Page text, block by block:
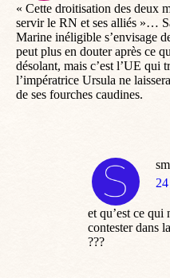
« Cette droitisation des deux
servir le RN et ses alliés »…
Marine inéligible s’envisage
peut plus en douter après ce
désolant, mais c’est l’UE qui
l’impératrice Ursula ne
de ses fourches caudines.
dit
et qu’est ce qui
contester dans
???